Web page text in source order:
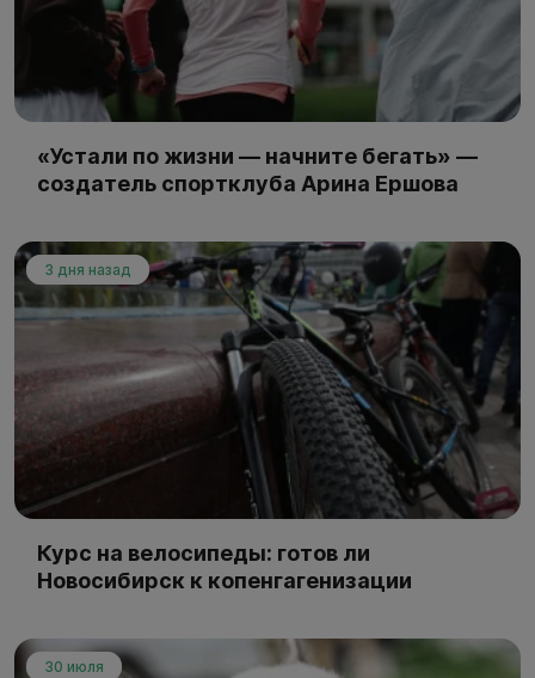
«Устали по жизни — начните бегать» —
создатель спортклуба Арина Ершова
3 дня назад
Курс на велосипеды: готов ли
Новосибирск к копенгагенизации
30 июля